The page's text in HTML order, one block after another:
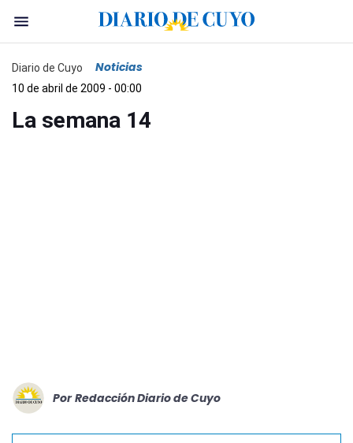
Diario de Cuyo Noticias
10 de abril de 2009 - 00:00
La semana 14
Por Redacción Diario de Cuyo